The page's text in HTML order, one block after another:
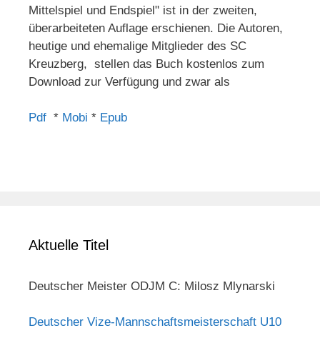
Mittelspiel und Endspiel" ist in der zweiten,
überarbeiteten Auflage erschienen. Die Autoren,
heutige und ehemalige Mitglieder des SC
Kreuzberg, stellen das Buch kostenlos zum
Download zur Verfügung und zwar als
Pdf * Mobi * Epub
Aktuelle Titel
Deutscher Meister ODJM C: Milosz Mlynarski
Deutscher Vize-Mannschaftsmeisterschaft U10